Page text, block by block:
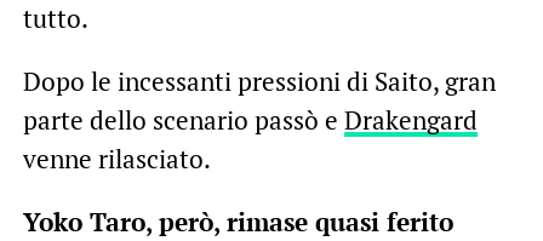
tutto.
Dopo le incessanti pressioni di Saito, gran
parte dello scenario passò e Drakengard
venne rilasciato.
Yoko Taro, però, rimase quasi ferito